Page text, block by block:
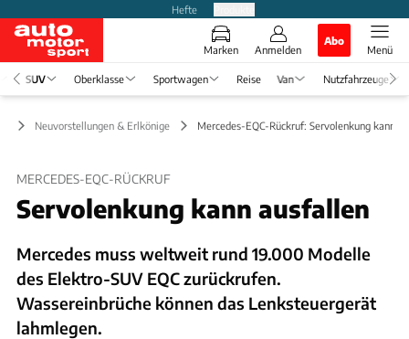
Hefte
Marken Anmelden
Abo
Menü
SUV Oberklasse Sportwagen Reise Van Nutzfahrzeuge
Neuvorstellungen & Erlkönige Mercedes-EQC-Rückruf: Servolenkung kann
MERCEDES-EQC-RÜCKRUF
Servolenkung kann ausfallen
Mercedes muss weltweit rund 19.000 Modelle
des Elektro-SUV EQC zurückrufen.
Wassereinbrüche können das Lenksteuergerät
lahmlegen.